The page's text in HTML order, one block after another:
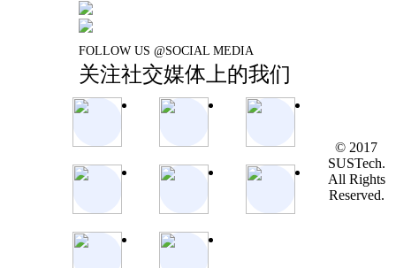
FOLLOW US @SOCIAL MEDIA
关注社交媒体上的我们
© 2017
SUSTech.
All Rights
Reserved.